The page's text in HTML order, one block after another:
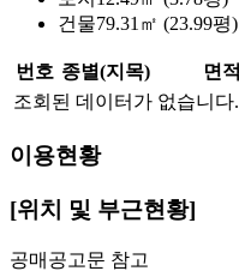
건물79.31㎡ (23.99평)
번호 종별(지목) 면적
조회된 데이터가 없습니다.
이용현황
[위치 및 부근현황]
공매공고문 참고